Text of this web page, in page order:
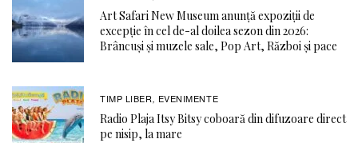
Art Safari New Museum anunță expoziții de
excepție în cel de-al doilea sezon din 2026:
Brâncuși și muzele sale, Pop Art, Război și pace
TIMP LIBER, EVENIMENTE
Radio Plaja Itsy Bitsy coboară din difuzoare direct
pe nisip, la mare